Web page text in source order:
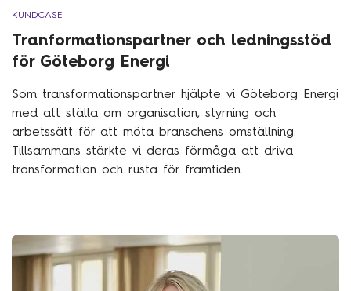
KUNDCASE
Tranformationspartner och ledningsstöd
för Göteborg Energi
Som transformationspartner hjälpte vi Göteborg Energi
med att ställa om organisation, styrning och
arbetssätt för att möta branschens omställning.
Tillsammans stärkte vi deras förmåga att driva
transformation och rusta för framtiden.